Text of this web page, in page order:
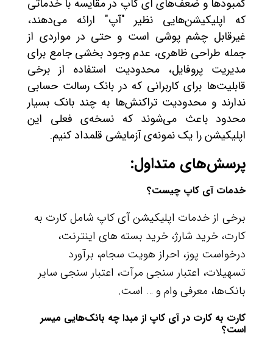
کمبودها و ضعف‌های آی کاپ در مقایسه با خدماتی
که اپلیکیشن‌هایی نظیر "آپ" ارائه می‌دهند،
غیرقابل چشم پوشی است و حتی در مواردی از
جمله طراحی ظاهری، عدم وجود بخشی جامع برای
مدیریت پروفایل، محدودیت استفاده از برخی
قابلیت‌ها برای کاربرانی که در بانک رسالت حسابی
ندارند و محدودیت تراکنش‌ها به چند بانک بسیار
محدود باعث می‌شوند که نسخه‌ی فعلی این
اپلیکیشن را یک نمونه‌ی آزمایشی قلمداد کنیم.
پرسش‌های متداول:
خدمات آی کاپ چیست؟
برخی از خدمات اپلیکیشن آی کاپ شامل کارت به
کارت، خرید شارژ، خرید بسته های اینترنت،
درخواست پوز، احراز هویت سجام، برآورد
تسهیلات، اعتبار سنجی مرآت، اعتبار سنجی سایر
بانک‌ها، معرفی وام و … است.
کارت به کارت در آی کاپ از مبدا چه بانک‌هایی میسر
است؟